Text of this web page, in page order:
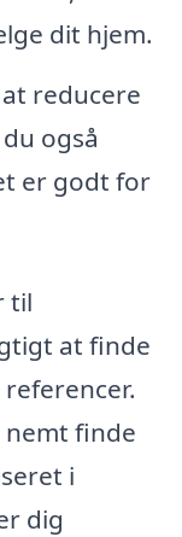
dit hjem.
reducere
også
er godt for
til
at finde
nemt finde
i
dig